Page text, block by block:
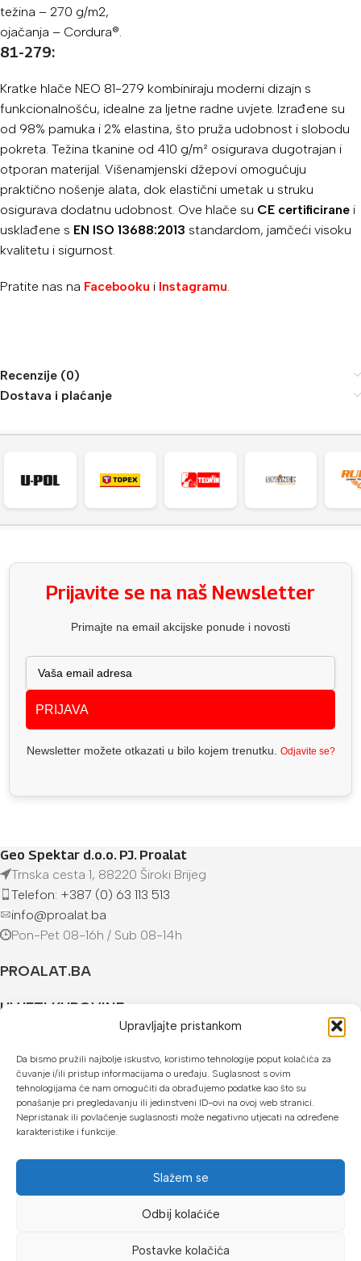
Upravljajte pristankom
Da bismo pružili najbolje iskustvo, koristimo tehnologije poput kolačića za
čuvanje i/ili pristup informacijama o uređaju. Suglasnost s ovim
tehnologijama će nam omogućiti da obrađujemo podatke kao što su
ponašanje pri pregledavanju ili jedinstveni ID-ovi na ovoj web stranici.
Nepristanak ili povlačenje suglasnosti može negativno utjecati na određene
karakteristike i funkcije.
Slažem se
Odbij kolaćiće
Postavke kolačića
težina – 270 g/m2,
ojačanja – Cordura®.
81-279:
Kratke hlače NEO 81-279 kombiniraju moderni dizajn s
funkcionalnošću, idealne za ljetne radne uvjete. Izrađene su
od 98% pamuka i 2% elastina, što pruža udobnost i slobodu
pokreta. Težina tkanine od 410 g/m² osigurava dugotrajan i
otporan materijal. Višenamjenski džepovi omogućuju
praktično nošenje alata, dok elastični umetak u struku
osigurava dodatnu udobnost. Ove hlače su CE certificirane i
usklađene s EN ISO 13688:2013 standardom, jamčeći visoku
kvalitetu i sigurnost.
Pratite nas na Facebooku i Instagramu
Recenzije (0)
Dostava i plaćanje
Prijavite se na naš Newsletter
Primajte na email akcijske ponude i novosti
PRIJAVA
Newsletter možete otkazati u bilo kojem trenutku. Odjavite se?
Geo Spektar d.o.o. PJ. Proalat
Trnska cesta 1, 88220 Široki Brijeg
Telefon: +387 (0) 63 113 513
info@proalat.ba
Pon-Pet 08-16h / Sub 08-14h
PROALAT.BA
UVJETI KUPOVINE
U našoj web trgovini možete platiti:
Kreditnim karticama jednokratno ili do 24 rate
Općom uplatnicom, virmanom, internet bankarstvom
Gotovinom prilikom preuzimanja
Mikrofin do 18 rata
Copyright © 2026 Proalat.ba